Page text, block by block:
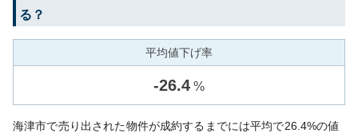
る？
平均値下げ率
-26.4 %
海津市で売り出された物件が成約するまでには平均で26.4%の値